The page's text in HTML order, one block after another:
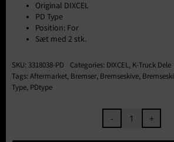
Original DIXCEL
PD Type
Position: For
Sæt med 2 stk.
SKU: 3318038-PD Categories: DIXCEL, K-Truck Dele
Tags: Aftermarket, Bremser, Bremseskive,
Type, PDtype
DIXCEL